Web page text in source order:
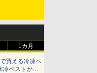
1カ月
買える冷凍ペ
冷ベストがロ